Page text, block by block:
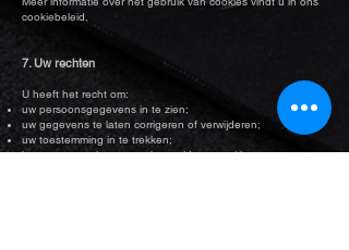
cookiebeleid.
7. Uw rechten
U heeft het recht om:
uw persoonsgegevens in te zien;
uw gegevens te laten corrigeren of verwijderen;
uw toestemming in te trekken;
bezwaar te maken tegen bepaalde verwerkingen;